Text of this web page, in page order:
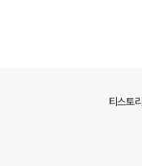
티스토리